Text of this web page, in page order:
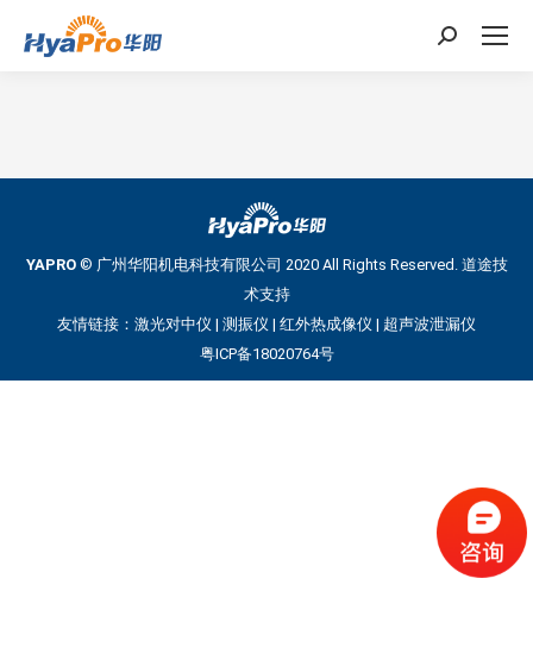
搜
YAPRO© 广州华阳机电科技有限公司 2020 All Rights Reserved. 道途技
术支持
友情链接： 激光对中仪 | 测振仪 | 红外热成像仪 | 超声波泄漏仪
粤ICP备18020764号